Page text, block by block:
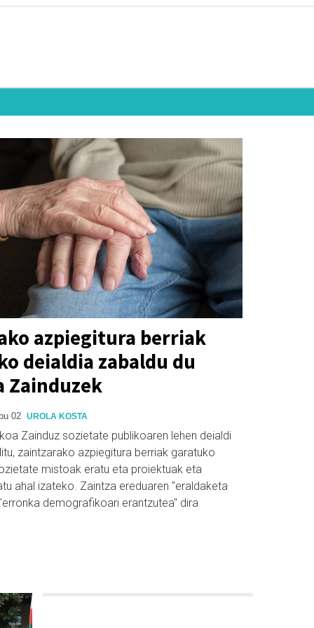
azpiegitura berriak
deialdia zabaldu du
Zainduzek
02 UROLA KOSTA
Zainduz sozietate publikoaren lehen deialdi
zaintzarako azpiegitura berriak garatuko
mistoak eratu eta proiektuak eta
ahal izateko. Zaintza ereduaren "eraldaketa
demografikoari erantzutea" dira